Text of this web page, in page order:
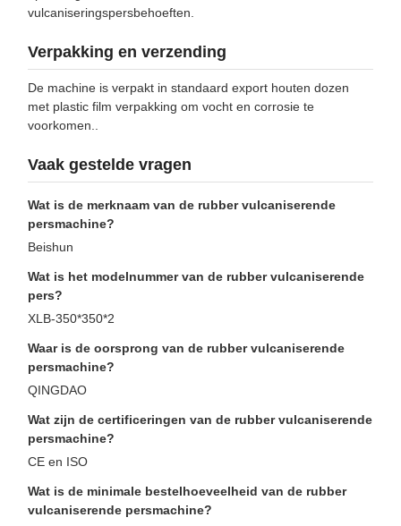
vulcaniseringspersbehoeften.
Verpakking en verzending
De machine is verpakt in standaard export houten dozen
met plastic film verpakking om vocht en corrosie te
voorkomen..
Vaak gestelde vragen
Wat is de merknaam van de rubber vulcaniserende
persmachine?
Beishun
Wat is het modelnummer van de rubber vulcaniserende
pers?
XLB-350*350*2
Waar is de oorsprong van de rubber vulcaniserende
persmachine?
QINGDAO
Wat zijn de certificeringen van de rubber vulcaniserende
persmachine?
CE en ISO
Wat is de minimale bestelhoeveelheid van de rubber
vulcaniserende persmachine?